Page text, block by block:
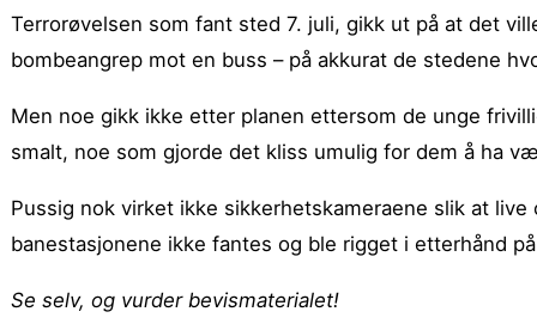
Terrorøvelsen som fant sted 7. juli, gikk ut på at det
bombeangrep mot en buss – på akkurat de stedene
Men noe gikk ikke etter planen ettersom de unge
smalt, noe som gjorde det kliss umulig for dem å ha
Pussig nok virket ikke sikkerhetskameraene slik at
banestasjonene ikke fantes og ble rigget i etterhånd
Se selv, og vurder bevismaterialet!